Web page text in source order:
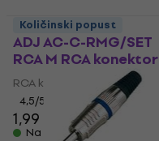
ADJ AC-C-RMG/SET
RCA M RCA konektor
RCA konektor
4,5/5
1,99 €
Na stanju u skladištu
Količinski popust